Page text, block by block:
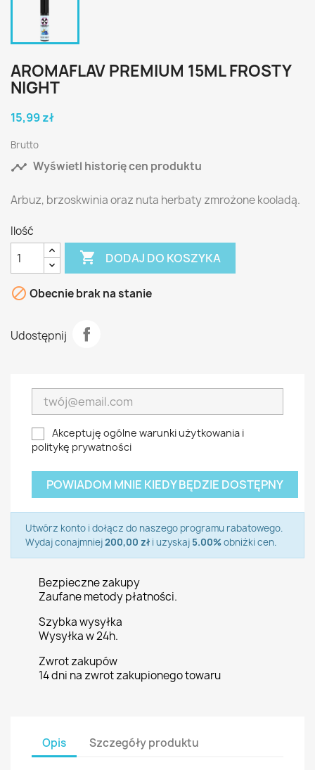
AROMAFLAV PREMIUM 15ML FROSTY
NIGHT
15,99 zł
Brutto
 Wyświetl historię cen produktu
Arbuz, brzoskwinia oraz nuta herbaty zmrożone kooladą.
Ilość
 DODAJ DO KOSZYKA
 Obecnie brak na stanie
Udostępnij
Akceptuję ogólne warunki użytkowania i
politykę prywatności
POWIADOM MNIE KIEDY BĘDZIE DOSTĘPNY
Utwórz konto i dołącz do naszego programu rabatowego.
Wydaj conajmniej200,00 zł i uzyskaj 5.00%obniżki cen.
Bezpieczne zakupy
Zaufane metody płatności.
Szybka wysyłka
Wysyłka w 24h.
Zwrot zakupów
14 dni na zwrot zakupionego towaru
Opis Szczegóły produktu